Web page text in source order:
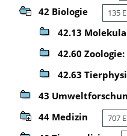
42 Biologie 135
42.13
42.60
42.63
43
44 Medizin 707